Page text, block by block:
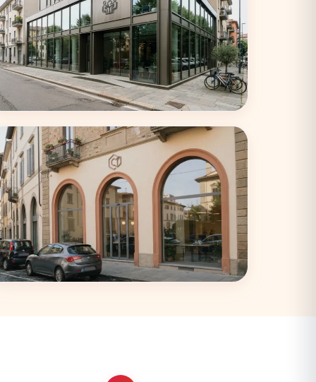
Torino
33 coworking